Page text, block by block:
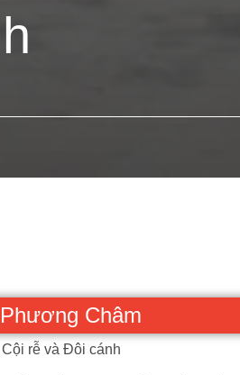
Phương Châm
Cội rễ và Đôi cánh